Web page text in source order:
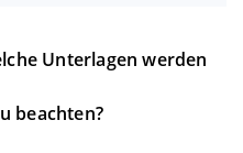
Unterlagen werden
beachten?